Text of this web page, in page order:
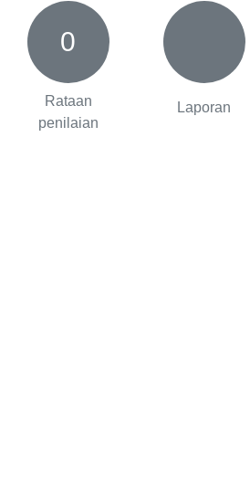
0
Rataan
penilaian
Laporan